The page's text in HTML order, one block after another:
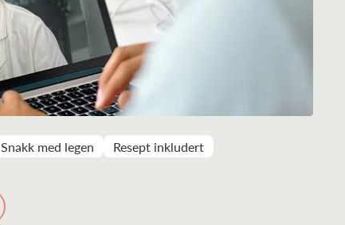
Snakk med legen Resept inkludert